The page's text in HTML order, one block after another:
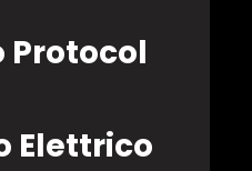
Protocol
Elettrico